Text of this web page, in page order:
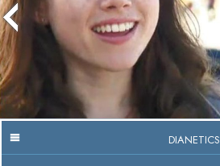
DIANETICS